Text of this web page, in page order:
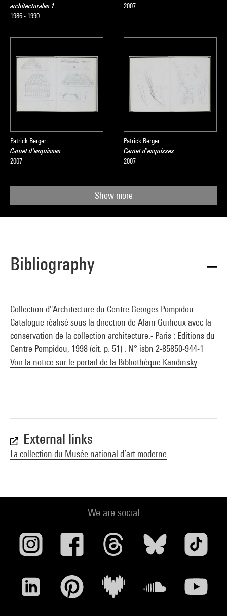
architecturales 1
1986 - 1990
2007
Patrick Berger
Carnet d'esquisses
2007
Patrick Berger
Carnet d'esquisses
2007
Show more
Bibliography
Collection d''Architecture du Centre Georges Pompidou :
Catalogue réalisé sous la direction de Alain Guiheux avec la
conservation de la collection architecture.- Paris : Editions du
Centre Pompidou, 1998 (cit. p. 51) . N° isbn 2-85850-944-1
Voir la notice sur le portail de la Bibliothèque Kandinsky
External links
La collection du Musée national d’art moderne
We are social